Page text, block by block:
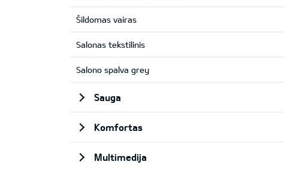
Šildomas vairas
Salonas tekstilinis
Salono spalva grey
Sauga
Komfortas
Multimedija